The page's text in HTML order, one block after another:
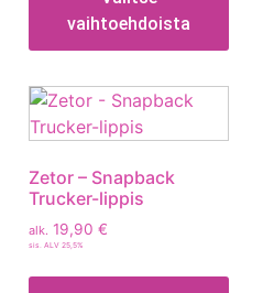
vaihtoehdoista
Zetor – Snapback
Trucker-lippis
alk. 19,90 €
sis. ALV 25,5%